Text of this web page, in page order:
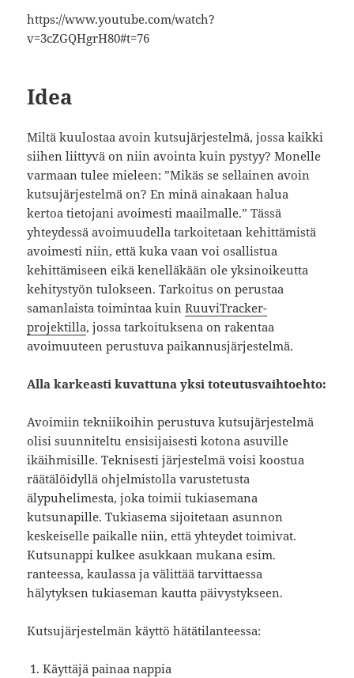
https://www.youtube.com/watch?
v=3cZGQHgrH80#t=76
Idea
Miltä kuulostaa avoin kutsujärjestelmä, jossa kaikki
siihen liittyvä on niin avointa kuin pystyy? Monelle
varmaan tulee mieleen: ”Mikäs se sellainen avoin
kutsujärjestelmä on? En minä ainakaan halua
kertoa tietojani avoimesti maailmalle.” Tässä
yhteydessä avoimuudella tarkoitetaan kehittämistä
avoimesti niin, että kuka vaan voi osallistua
kehittämiseen eikä kenelläkään ole yksinoikeutta
kehitystyön tulokseen. Tarkoitus on perustaa
samanlaista toimintaa kuinRuuviTracker-
projektilla, jossa tarkoituksena on rakentaa
avoimuuteen perustuva paikannusjärjestelmä.
Alla karkeasti kuvattuna yksi toteutusvaihtoehto:
Avoimiin tekniikoihin perustuva kutsujärjestelmä
olisi suunniteltu ensisijaisesti kotona asuville
ikäihmisille. Teknisesti järjestelmä voisi koostua
räätälöidyllä ohjelmistolla varustetusta
älypuhelimesta, joka toimii tukiasemana
kutsunapille. Tukiasema sijoitetaan asunnon
keskeiselle paikalle niin, että yhteydet toimivat.
Kutsunappi kulkee asukkaan mukana esim.
ranteessa, kaulassa ja välittää tarvittaessa
hälytyksen tukiaseman kautta päivystykseen.
Kutsujärjestelmän käyttö hätätilanteessa:
Käyttäjä painaa nappia